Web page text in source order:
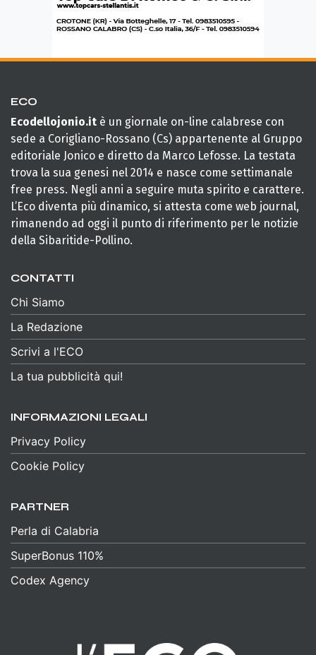
ECO
Ecodellojonio.it è un giornale on-line calabrese con
sede a Corigliano-Rossano (Cs) appartenente al Gruppo
editoriale Jonico e diretto da Marco Lefosse. La testata
trova la sua genesi nel 2014 e nasce come settimanale
free press. Negli anni a seguire muta spirito e carattere.
L’Eco diventa più dinamico, si attesta come web journal,
rimanendo ad oggi il punto di riferimento per le notizie
della Sibaritide-Pollino.
CONTATTI
Chi Siamo
La Redazione
Scrivi a l'ECO
La tua pubblicità qui!
INFORMAZIONI LEGALI
Privacy Policy
Cookie Policy
PARTNER
Perla di Calabria
SuperBonus 110%
Codex Agency